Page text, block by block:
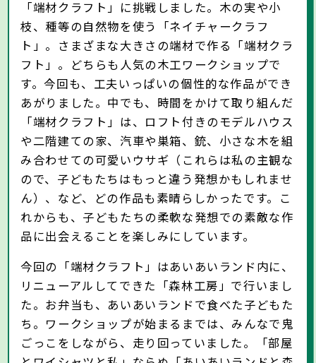
「端材クラフト」に挑戦しました。木の実や小
枝、種等の自然物を使う「ネイチャークラフ
ト」。さまざまな大きさの端材で作る「端材クラ
フト」。どちらも人気の木工ワークショップで
す。今回も、工夫いっぱいの個性的な作品ができ
あがりました。中でも、時間をかけて取り組んだ
「端材クラフト」は、ロフト付きのモデルハウス
や二階建ての家、汽車や巣箱、銃、小さな木を組
み合わせての可愛いウサギ（これらは私の主観な
ので、子どもたちはもっと違う発想かもしれませ
ん）、など、どの作品も素晴らしかったです。こ
れからも、子どもたちの柔軟な発想での素敵な作
品に出会えることを楽しみにしています。
今回の「端材クラフト」はあいあいランド内に、
リニューアルしてできた「森林工房」で行いまし
た。お弁当も、あいあいランドで食べた子どもた
ち。ワークショップが始まるまでは、みんなで鬼
ごっこをしながら、走り回っていました。「部屋